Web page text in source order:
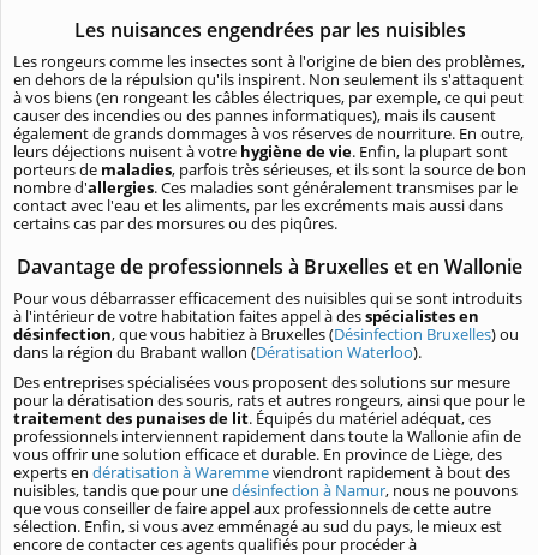
Les nuisances engendrées par les nuisibles
Les rongeurs comme les insectes sont à l'origine de bien des problèmes,
en dehors de la répulsion qu'ils inspirent. Non seulement ils s'attaquent
à vos biens (en rongeant les câbles électriques, par exemple, ce qui peut
causer des incendies ou des pannes informatiques), mais ils causent
également de grands dommages à vos réserves de nourriture. En outre,
leurs déjections nuisent à votre hygiène de vie. Enfin, la plupart sont
porteurs de maladies, parfois très sérieuses, et ils sont la source de bon
nombre d'allergies. Ces maladies sont généralement transmises par le
contact avec l'eau et les aliments, par les excréments mais aussi dans
certains cas par des morsures ou des piqûres.
Davantage de professionnels à Bruxelles et en Wallonie
Pour vous débarrasser efficacement des nuisibles qui se sont introduits
à l'intérieur de votre habitation faites appel à desspécialistes en
désinfection, que vous habitiez à Bruxelles (Désinfection Bruxelles) ou
dans la région du Brabant wallon (Dératisation Waterloo).
Des entreprises spécialisées vous proposent des solutions sur mesure
pour la dératisation des souris, rats et autres rongeurs, ainsi que pour le
traitement des punaises de lit. Équipés du matériel adéquat, ces
professionnels interviennent rapidement dans toute la Wallonie afin de
vous offrir une solution efficace et durable. En province de Liège, des
experts en dératisation à Waremmeviendront rapidement à bout des
nuisibles, tandis que pour unedésinfection à Namur, nous ne pouvons
que vous conseiller de faire appel aux professionnels de cette autre
sélection. Enfin, si vous avez emménagé au sud du pays, le mieux est
encore de contacter ces agents qualifiés pour procéder à